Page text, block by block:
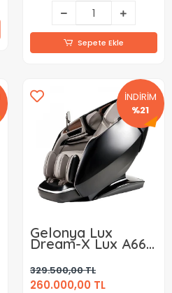
Sepete Ekle
İNDİRİM
%21
Gelonya Lux
Dream-X Lux A665
Masaj Koltuğu
329.500,00 TL
260.000,00 TL